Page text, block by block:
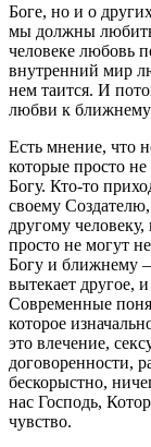
Боге, но и о
мы должны
человеке любовь
внутренний мир
нем таится. И
любви к ближнему
Есть мнение, что
которые просто
Богу. Кто-то
своему
другому человеку,
просто не могут не
Богу и ближнему –
вытекает другое,
Современные
которое
это влечение,
договоренности,
бескорыстно,
нас Господь,
чувство.